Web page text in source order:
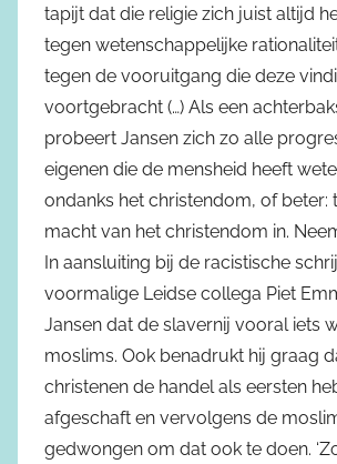
tapijt dat die religie zich juist altijd
tegen wetenschappelijke
tegen de vooruitgang die deze
voortgebracht (…) Als een
probeert Jansen zich zo alle
eigenen die de mensheid heeft
ondanks het christendom, of beter:
macht van het christendom in.
In aansluiting bij de racistische
voormalige Leidse collega Piet
Jansen dat de slavernij vooral iets
moslims. Ook benadrukt hij graag
christenen de handel als eersten
afgeschaft en vervolgens de
gedwongen om dat ook te doen.